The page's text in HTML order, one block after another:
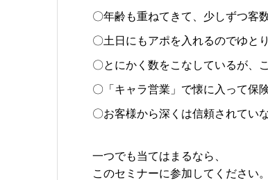
〇年齢も重ねてきて、少しずつ客
〇土日にもアポを入れるのでゆと
〇とにかく数をこなしているが、
〇「キャラ営業」で懐に入って保
〇お客様から深くは信頼されてい
一つでも当てはまるなら、
このセミナーに参加してください。